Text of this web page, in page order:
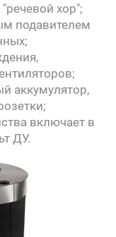
хор";
подавителем
аккумулятор,
включает в
ДУ.